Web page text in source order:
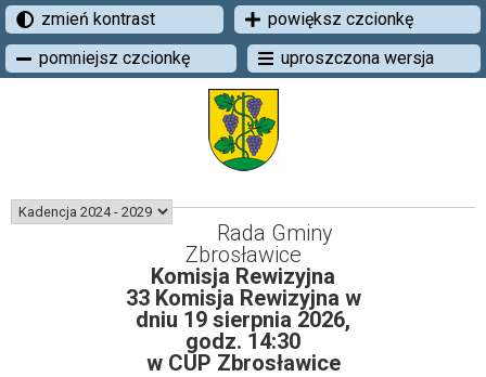
zmień kontrast
powiększ czcionkę
pomniejsz czcionkę
uproszczona wersja
Rada Gminy
Zbrosławice
Komisja Rewizyjna
33 Komisja Rewizyjna w
dniu 19 sierpnia 2026,
godz. 14:30
w CUP Zbrosławice